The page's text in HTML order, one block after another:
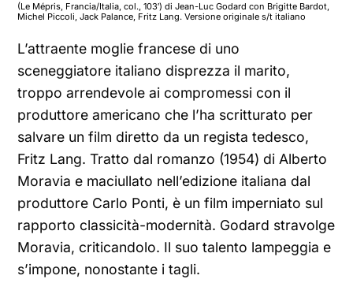
(Le Mépris, Francia/Italia, col., 103′) di Jean-Luc Godard con Brigitte Bardot,
Michel Piccoli, Jack Palance, Fritz Lang. Versione originale s/t italiano
L’attraente moglie francese di uno
sceneggiatore italiano disprezza il marito,
troppo arrendevole ai compromessi con il
produttore americano che l’ha scritturato per
salvare un film diretto da un regista tedesco,
Fritz Lang. Tratto dal romanzo (1954) di Alberto
Moravia e maciullato nell’edizione italiana dal
produttore Carlo Ponti, è un film imperniato sul
rapporto classicità-modernità. Godard stravolge
Moravia, criticandolo. Il suo talento lampeggia e
s’impone, nonostante i tagli.